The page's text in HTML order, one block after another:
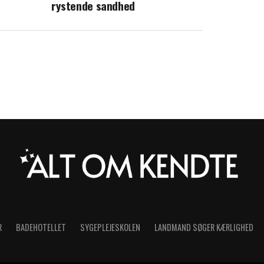
rystende sandhed
BADEHOTELLET SYGEPLEJESKOLEN LANDMAND SØGER KÆRLIGHED